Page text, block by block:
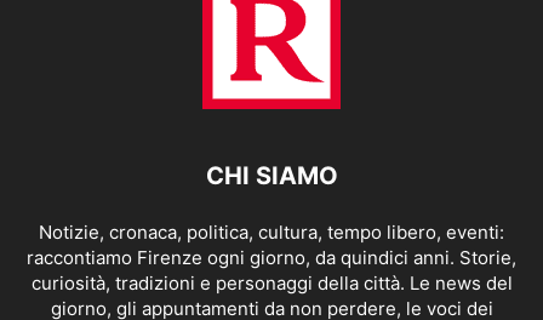
CHI SIAMO
Notizie, cronaca, politica, cultura, tempo libero, eventi:
raccontiamo Firenze ogni giorno, da quindici anni. Storie,
curiosità, tradizioni e personaggi della città. Le news del
giorno, gli appuntamenti da non perdere, le voci dei